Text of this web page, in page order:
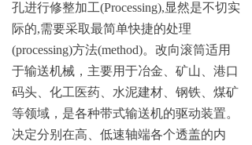
孔进行修整加工(Processing),显然是不切实
际的,需要采取最简单快捷的处理
(processing)方法(method)。改向滚筒适用
于输送机械，主要用于冶金、矿山、港口
码头、化工医药、水泥建材、钢铁、煤矿
等领域，是各种带式输送机的驱动装置。
决定分别在高、低速轴端各个透盖的内